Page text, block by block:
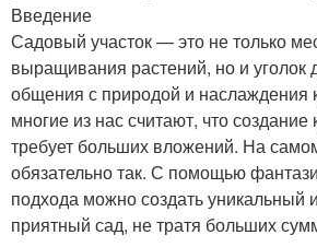
Введение
Садовый участок — это не только
выращивания растений, но и уголок
общения с природой и наслаждения
многие из нас считают, что создание
требует больших вложений. На
обязательно так. С помощью
подхода можно создать уникальный
приятный сад, не тратя больших